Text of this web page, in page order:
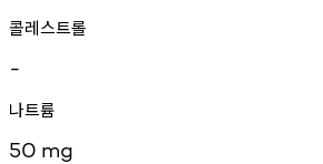
콜레스트롤
-
나트륨
50 mg